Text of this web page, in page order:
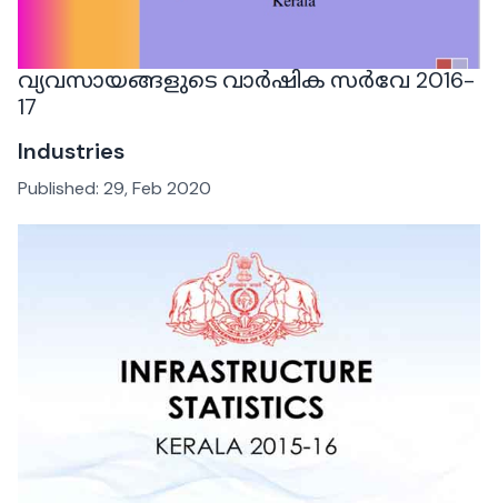
വ്യവസായങ്ങളുടെ വാർഷിക സർവേ 2016-
17
Industries
Published: 29, Feb 2020